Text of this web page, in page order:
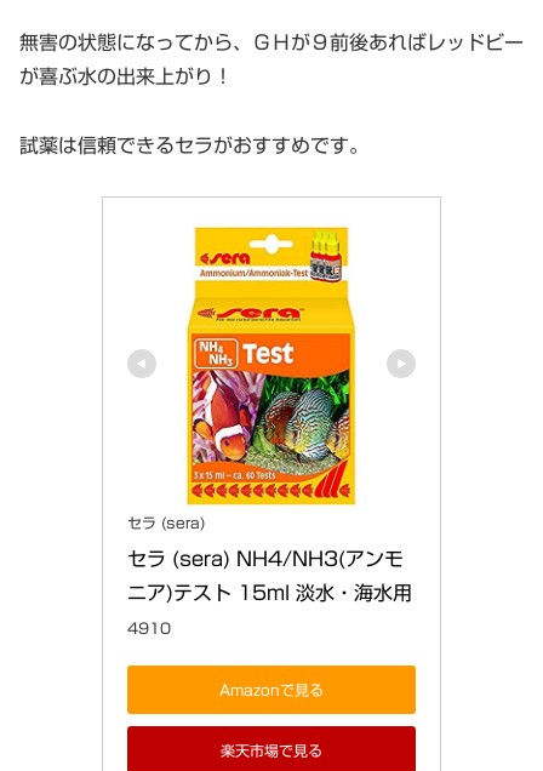
無害の状態になってから、ＧＨが９前後あればレッドビー
が喜ぶ水の出来上がり！
試薬は信頼できるセラがおすすめです。
セラ (sera)
セラ (sera) NH4/NH3(アンモ
ニア)テスト 15ml 淡水・海水用
4910
Amazonで見る
楽天市場で見る